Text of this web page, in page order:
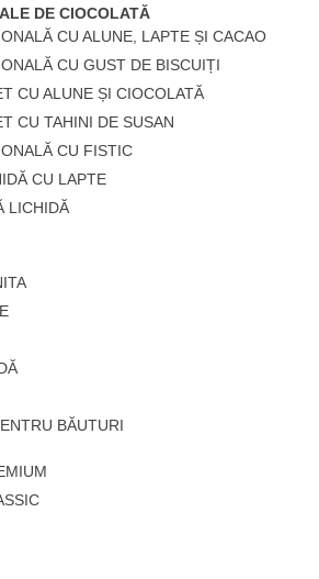
DE CIOCOLATĂ
CU ALUNE, LAPTE ȘI CACAO
CU GUST DE BISCUIȚI
CU ALUNE ȘI CIOCOLATĂ
CU TAHINI DE SUSAN
CU FISTIC
CU LAPTE
LICHIDĂ
BĂUTURI